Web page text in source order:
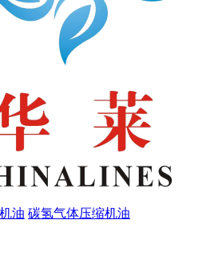
油 碳氢气体压缩机油